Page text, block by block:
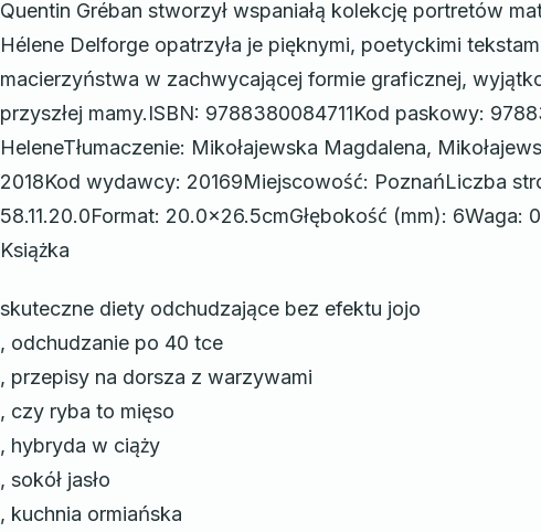
Quentin Gréban stworzył wspaniałą kolekcję portretów
Hélene Delforge opatrzyła je pięknymi, poetyckimi
macierzyństwa w zachwycającej formie graficznej,
przyszłej mamy.ISBN: 9788380084711Kod paskowy:
HeleneTłumaczenie: Mikołajewska Magdalena,
2018Kod wydawcy: 20169Miejscowość: PoznańLiczba
58.11.20.0Format: 20.0×26.5cmGłębokość (mm):
Książka
skuteczne diety odchudzające bez efektu jojo
, odchudzanie po 40 tce
, przepisy na dorsza z warzywami
, czy ryba to mięso
, hybryda w ciąży
, sokół jasło
, kuchnia ormiańska